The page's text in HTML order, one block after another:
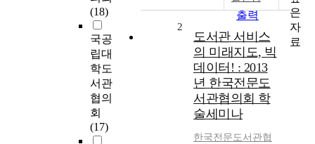
(18)
국공
립대
학도
서관
협의
회
(17)
출력
2
도서관 서비스
의 미래지도, 빅
데이터! : 2013
년 한국전문도
서관협의회 학
술세미나
한국전문도서관협
은
자
료